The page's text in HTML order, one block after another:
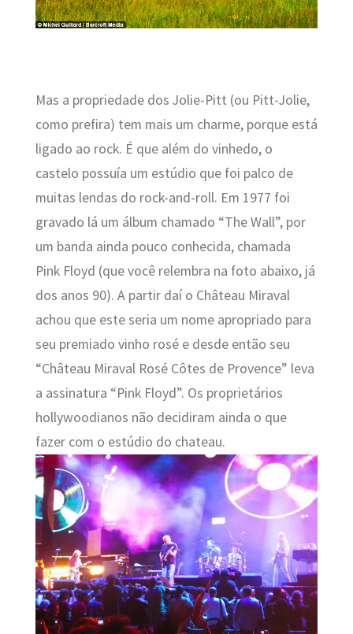
Mas a propriedade dos Jolie-Pitt (ou Pitt-Jolie,
como prefira) tem mais um charme, porque está
ligado ao rock. É que além do vinhedo, o
castelo possuía um estúdio que foi palco de
muitas lendas do rock-and-roll. Em 1977 foi
gravado lá um álbum chamado “The Wall”, por
um banda ainda pouco conhecida, chamada
Pink Floyd (que você relembra na foto abaixo, já
dos anos 90). A partir daí o Château Miraval
achou que este seria um nome apropriado para
seu premiado vinho rosé e desde então seu
“Château Miraval Rosé Côtes de Provence” leva
a assinatura “Pink Floyd”. Os proprietários
hollywoodianos não decidiram ainda o que
fazer com o estúdio do chateau.